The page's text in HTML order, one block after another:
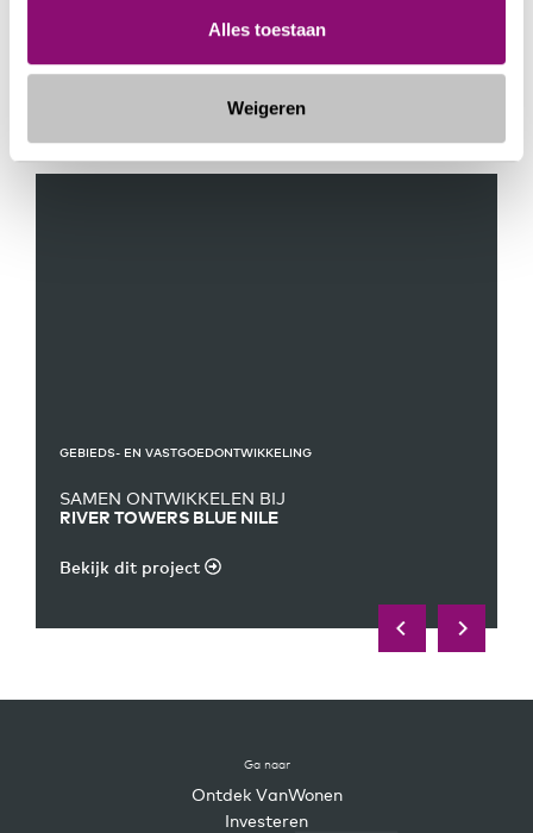
Alles toestaan
Weigeren
VASTGOEDONTWIKKELING`
GEBIEDS- EN VASTGOEDONTWIKKELING
SAMEN ONTWIKKELEN BIJ
RIVER TOWERS BLUE NILE
Bekijk dit project
Ga naar
Ontdek VanWonen
Investeren